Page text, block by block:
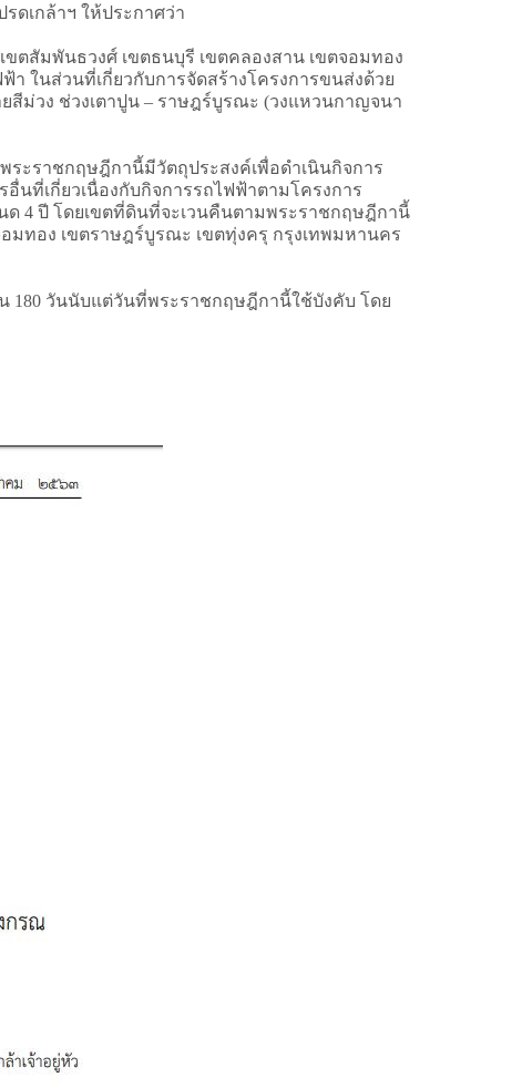
ดเกล้าฯ ให้ประกาศว่า
ตสัมพันธวงศ์ เขตธนบุรี เขตคลองสาน เขตจอมทอง
า ในส่วนที่เกี่ยวกับการจัดสร้างโครงการขนส่งด้วย
สีม่วง ช่วงเตาปูน – ราษฎร์บูรณะ (วงแหวนกาญจนา
ะราชกฤษฎีกานี้มีวัตถุประสงค์เพื่อดำเนินกิจการ
นที่เกี่ยวเนื่องกับกิจการรถไฟฟ้าตามโครงการ
4 ปี โดยเขตที่ดินที่จะเวนคืนตามพระราชกฤษฎีกานี้
มทอง เขตราษฎร์บูรณะ เขตทุ่งครุ กรุงเทพมหานคร
180 วันนับแต่วันที่พระราชกฤษฎีกานี้ใช้บังคับ โดย